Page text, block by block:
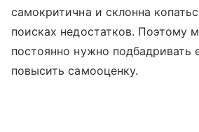
самокритична и склонна
поисках недостатков. Поэтому
постоянно нужно подбадривать
повысить самооценку.